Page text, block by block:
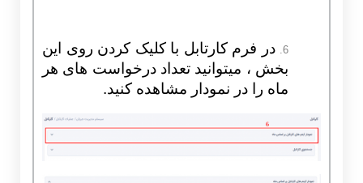
6. در فرم کارتابل با کلیک کردن روی این
بخش ، میتوانید تعداد درخواست های هر
ماه را در نمودار مشاهده کنید.